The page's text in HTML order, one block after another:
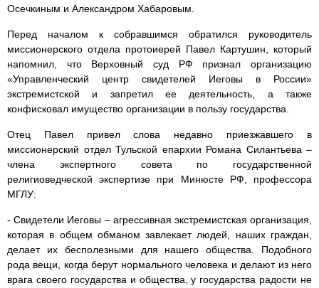
Осечкиным и Александром Хабаровым.
Перед началом к собравшимся обратился руководитель
миссионерского отдела протоиерей Павел Картушин, который
напомнил, что Верховный суд РФ признал организацию
«Управленческий центр свидетелей Иеговы в России»
экстремистской и запретил ее деятельность, а также
конфисковал имущество организации в пользу государства.
Отец Павел привел слова недавно приезжавшего в
миссионерский отдел Тульской епархии Романа Силантьева –
члена экспертного совета по государственной
религиоведческой экспертизе при Минюсте РФ, профессора
МГЛУ:
- Свидетели Иеговы – агрессивная экстремистская организация,
которая в общем обманом завлекает людей, наших граждан,
делает их бесполезными для нашего общества. Подобного
рода вещи, когда берут нормального человека и делают из него
врага своего государства и общества, у государства радости не